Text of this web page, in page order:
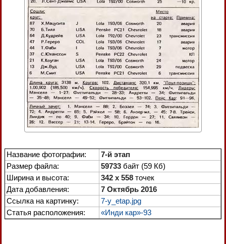
Название фотографии:
7-й этап
Размер файла:
59733 байт (59 Кб)
Ширина и высота:
342 x 558 точек
Дата добавления:
7 Октябрь 2016
Ссылка на картинку:
7-y_etap.jpg
Статья расположения:
«Инди кар»-93